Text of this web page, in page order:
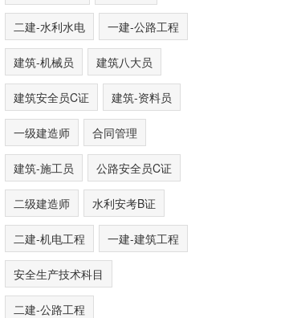
二建-水利水电 一建-公路工程
建筑-机械员 建筑八大员
建筑安全员C证 建筑-资料员
一级建造师 合同管理
建筑-施工员 公路安全员C证
二级建造师 水利安考B证
二建-机电工程 一建-建筑工程
安全生产技术科目
二建-公路工程